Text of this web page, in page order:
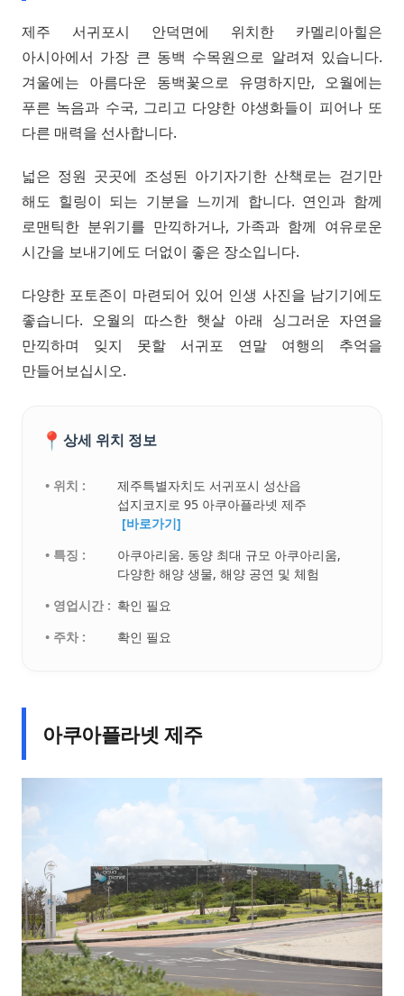
제주 서귀포시 안덕면에 위치한 카멜리아힐은
아시아에서 가장 큰 동백 수목원으로 알려져 있습니다.
겨울에는 아름다운 동백꽃으로 유명하지만, 오월에는
푸른 녹음과 수국, 그리고 다양한 야생화들이 피어나 또
다른 매력을 선사합니다.
넓은 정원 곳곳에 조성된 아기자기한 산책로는 걷기만
해도 힐링이 되는 기분을 느끼게 합니다. 연인과 함께
로맨틱한 분위기를 만끽하거나, 가족과 함께 여유로운
시간을 보내기에도 더없이 좋은 장소입니다.
다양한 포토존이 마련되어 있어 인생 사진을 남기기에도
좋습니다. 오월의 따스한 햇살 아래 싱그러운 자연을
만끽하며 잊지 못할 서귀포 연말 여행의 추억을
만들어보십시오.
📍 상세 위치 정보
• 위치 :
제주특별자치도 서귀포시 성산읍
섭지코지로 95 아쿠아플라넷 제주
[바로가기]
• 특징 :
아쿠아리움. 동양 최대 규모 아쿠아리움,
다양한 해양 생물, 해양 공연 및 체험
• 영업시간 : 확인 필요
• 주차 :
확인 필요
아쿠아플라넷 제주